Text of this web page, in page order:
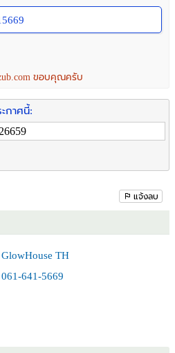
ที่ดิน 50.9 ตร.ว.
5669 (คุณดิว AG)
#Rama9HomeOffice
built-in furniture and premium
Singapore International School, ideal
| 3 offices | 1 kitchen | 1
ขอบคุณครับ
กาศนี้:
แจ้งลบ
GlowHouse TH
061-641-5669